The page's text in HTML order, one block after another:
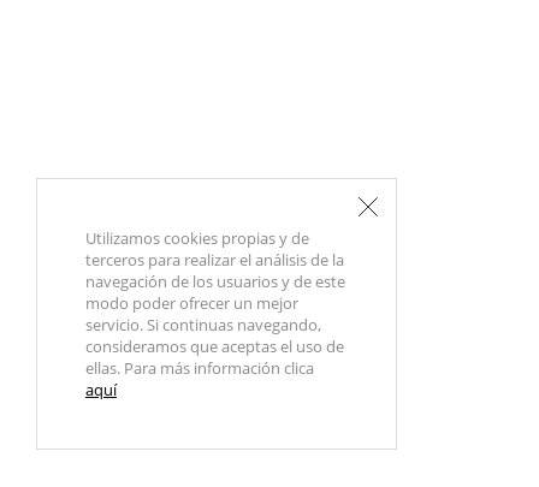
Utilizamos cookies propias y de
terceros para realizar el análisis de la
navegación de los usuarios y de este
modo poder ofrecer un mejor
servicio. Si continuas navegando,
consideramos que aceptas el uso de
ellas. Para más información clica
aquí